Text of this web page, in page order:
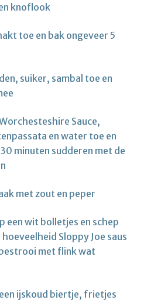
knoflook
toe en bak ongeveer 5
suiker, sambal toe en
Sauce,
en water toe en
minuten sudderen met de
met zout en peper
een wit bolletjes en schep
Sloppy Joe saus
met flink wat
ijskoud biertje, frietjes